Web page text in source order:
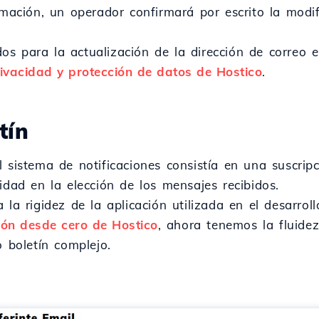
un operador confirmará por escrito la
para la actualización de la dirección de correo
y protección de datos de Hostico.
de notificaciones consistía en una
en la elección de los mensajes recibidos.
la rigidez de la aplicación utilizada en el
desde cero de Hostico, ahora tenemos la
boletín complejo.